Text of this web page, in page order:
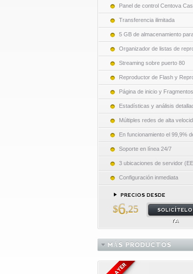
Panel de control Centova
Transferencia ilimitada
5 GB de almacenamiento
Organizador de listas de
Streaming sobre puerto 80
Reproductor de Flash y
Página de inicio y
Estadísticas y análisis
Múltiples redes de alta
En funcionamiento el 99,9%
Soporte en línea 24/7
3 ubicaciones de servidor
Configuración inmediata
PRECIOS DESDE
$6,25
SOLICÍTELO
YA
MÁS PRODUCTOS